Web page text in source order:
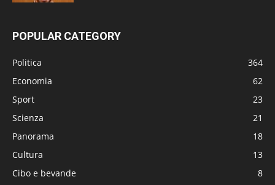
POPULAR CATEGORY
Politica
364
Economia
62
Sport
23
Scienza
21
Panorama
18
Cultura
13
Cibo e bevande
8